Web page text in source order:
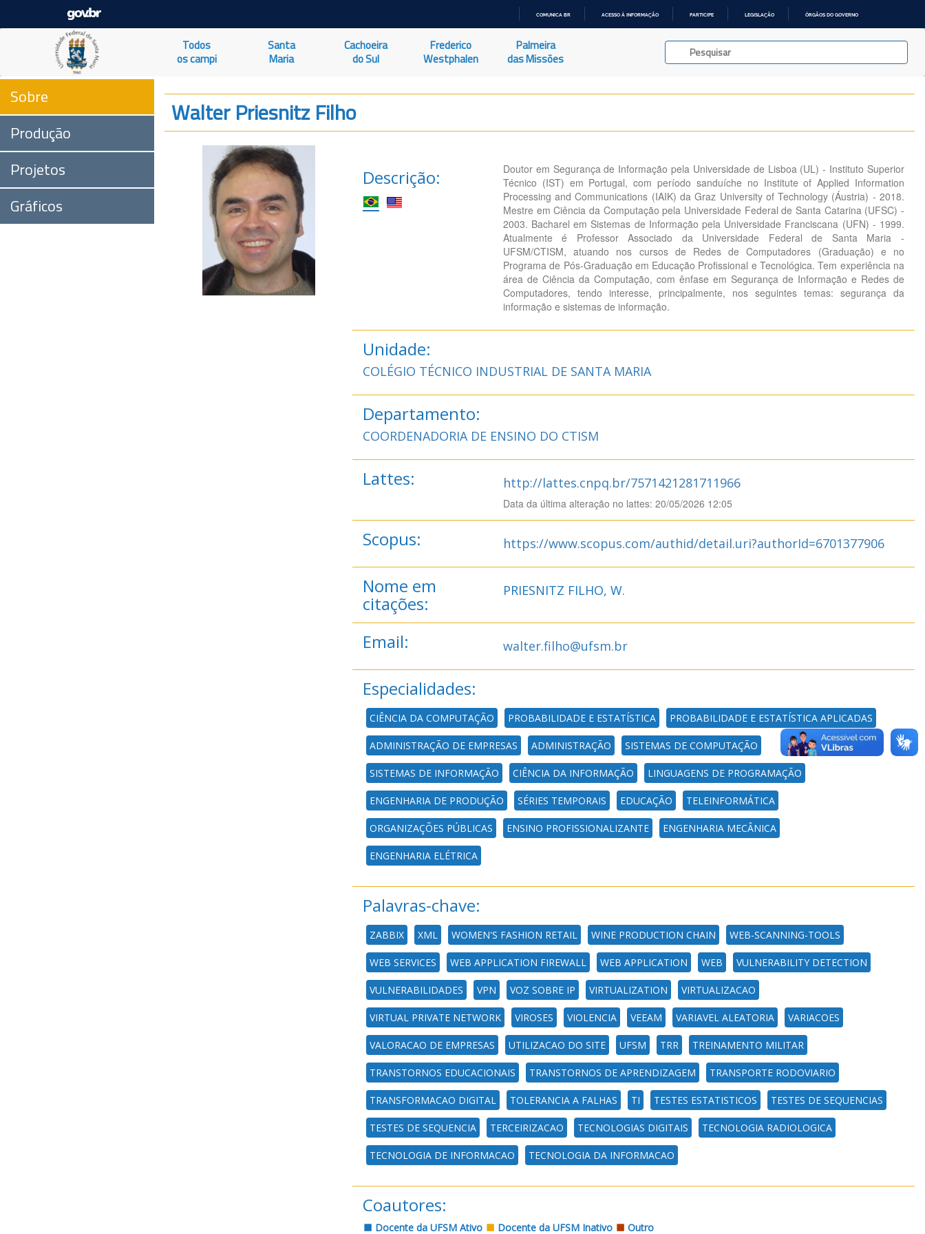
O
COMUNICA BR ACESSO À INFORMAÇÃO PARTICIPE LEGISLAÇÃO ÓRGÃOS DO GOVERNO
Todos
os campi
Santa
Maria
Cachoeira
do Sul
Frederico
Westphalen
Palmeira
das Missões
Sobre
Produção
Projetos
Gráficos
Walter Priesnitz Filho
Descrição:
Doutor em Segurança de Informação pela Universidade de Lisboa (UL) - Instituto Superior
Técnico (IST) em Portugal, com período sanduíche no Institute of Applied Information
Processing and Communications (IAIK) da Graz University of Technology (Áustria) - 2018.
Mestre em Ciência da Computação pela Universidade Federal de Santa Catarina (UFSC) -
2003. Bacharel em Sistemas de Informação pela Universidade Franciscana (UFN) - 1999.
Atualmente é Professor Associado da Universidade Federal de Santa Maria -
UFSM/CTISM, atuando nos cursos de Redes de Computadores (Graduação) e no
Programa de Pós-Graduação em Educação Profissional e Tecnológica. Tem experiência na
área de Ciência da Computação, com ênfase em Segurança de Informação e Redes de
Computadores, tendo interesse, principalmente, nos seguintes temas: segurança da
informação e sistemas de informação.
Unidade:
COLÉGIO TÉCNICO INDUSTRIAL DE SANTA MARIA
Departamento:
COORDENADORIA DE ENSINO DO CTISM
Lattes: http://lattes.cnpq.br/7571421281711966
Data da última alteração no lattes: 20/05/2026 12:05
Scopus: https://www.scopus.com/authid/detail.uri?authorId=6701377906
Nome em
citações:
PRIESNITZ FILHO, W.
Email: walter.filho@ufsm.br
Especialidades:
CIÊNCIA DA COMPUTAÇÃO PROBABILIDADE E ESTATÍSTICA PROBABILIDADE E ESTATÍSTICA APLICADAS
ADMINISTRAÇÃO DE EMPRESAS ADMINISTRAÇÃO SISTEMAS DE COMPUTAÇÃO
SISTEMAS DE INFORMAÇÃO CIÊNCIA DA INFORMAÇÃO LINGUAGENS DE PROGRAMAÇÃO
ENGENHARIA DE PRODUÇÃO SÉRIES TEMPORAIS EDUCAÇÃO TELEINFORMÁTICA
ORGANIZAÇÕES PÚBLICAS ENSINO PROFISSIONALIZANTE ENGENHARIA MECÂNICA
ENGENHARIA ELÉTRICA
Palavras-chave:
ZABBIX XML WOMEN'S FASHION RETAIL WINE PRODUCTION CHAIN WEB-SCANNING-TOOLS
WEB SERVICES WEB APPLICATION FIREWALL WEB APPLICATION WEB VULNERABILITY DETECTION
VULNERABILIDADES VPN VOZ SOBRE IP VIRTUALIZATION VIRTUALIZACAO
VIRTUAL PRIVATE NETWORK VIROSES VIOLENCIA VEEAM VARIAVEL ALEATORIA VARIACOES
VALORACAO DE EMPRESAS UTILIZACAO DO SITE UFSM TRR TREINAMENTO MILITAR
TRANSTORNOS EDUCACIONAIS TRANSTORNOS DE APRENDIZAGEM TRANSPORTE RODOVIARIO
TRANSFORMACAO DIGITAL TOLERANCIA A FALHAS TI TESTES ESTATISTICOS TESTES DE SEQUENCIAS
TESTES DE SEQUENCIA TERCEIRIZACAO TECNOLOGIAS DIGITAIS TECNOLOGIA RADIOLOGICA
TECNOLOGIA DE INFORMACAO TECNOLOGIA DA INFORMACAO
Coautores:
Docente da UFSM Ativo Docente da UFSM Inativo Outro